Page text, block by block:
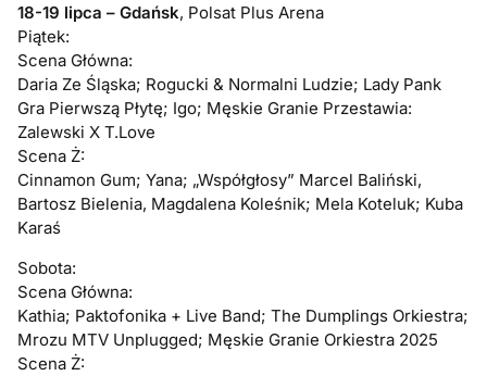
18-19 lipca – Gdańsk, Polsat Plus Arena
Piątek:
Scena Główna:
Daria Ze Śląska; Rogucki & Normalni Ludzie; Lady Pank
Gra Pierwszą Płytę; Igo; Męskie Granie Przestawia:
Zalewski X T.Love
Scena Ż:
Cinnamon Gum; Yana; „Współgłosy” Marcel Baliński,
Bartosz Bielenia, Magdalena Koleśnik; Mela Koteluk; Kuba
Karaś
Sobota:
Scena Główna:
Kathia; Paktofonika + Live Band; The Dumplings Orkiestra;
Mrozu MTV Unplugged; Męskie Granie Orkiestra 2025
Scena Ż: